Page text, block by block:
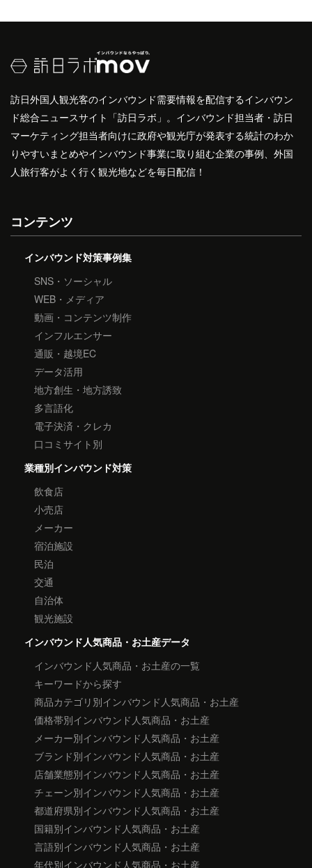
訪日外国人観光客のインバウンド需要情報を配信するインバウン
ド総合ニュースサイト「訪日ラボ」。インバウンド担当者・訪日
マーケティング担当者向けに政府や観光庁が発表する統計のわか
りやすいまとめやインバウンド事業に取り組む企業の事例、外国
人旅行客がよく行く観光地などを毎日配信！
コンテンツ
インバウンド対策事例集
SNS・ソーシャル
WEB・メディア
動画・コンテンツ制作
インフルエンサー
通販・越境EC
データ活用
地方創生・地方誘致
多言語化
電子決済・クレカ
口コミサイト別
業種別インバウンド対策
飲食店
小売店
メーカー
宿泊施設
民泊
交通
自治体
観光施設
インバウンド人気商品・お土産データ
インバウンド人気商品・お土産の一覧
キーワードから探す
商品カテゴリ別インバウンド人気商品・お土産
価格帯別インバウンド人気商品・お土産
メーカー別インバウンド人気商品・お土産
ブランド別インバウンド人気商品・お土産
店舗業態別インバウンド人気商品・お土産
チェーン別インバウンド人気商品・お土産
都道府県別インバウンド人気商品・お土産
国籍別インバウンド人気商品・お土産
言語別インバウンド人気商品・お土産
年代別インバウンド人気商品・お土産